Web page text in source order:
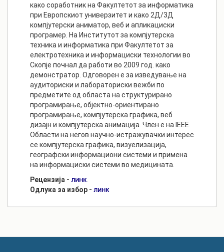
како соработник на Факултетот за информатика
при Европскиот универзитет и како 2Д/3Д
компјутерски аниматор, веб и апликациски
програмер. На Институтот за компјутерска
техника и информатика при Факултетот за
електротехника и информациски технологии во
Скопје почнал да работи во 2009 год. како
демонстратор. Одговорен е за изведување на
аудиториски и лабораториски вежби по
предметите од областа на структурирано
програмирање, објектно-ориентирано
програмирање, компјутерска графика, веб
дизајн и компјутерска анимација. Член е на IEEE.
Области на негов научно-истражувачки интерес
се компјутерска графика, визуелизација,
географски информациони системи и примена
на информациски системи во медицината.
Рецензија - ЛИНК
Одлука за избор - ЛИНК